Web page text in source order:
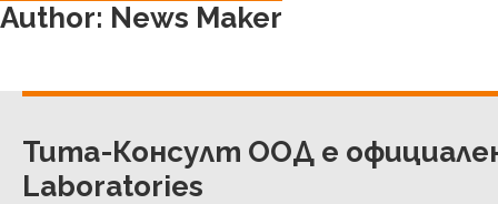
Author: News Maker
Тита-Консулт ООД е
Laboratories